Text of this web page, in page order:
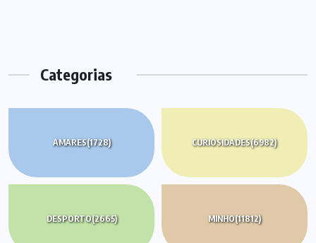
Categorias
AMARES(1728) CURIOSIDADES(6982)
DESPORTO(2665) MINHO(11812)